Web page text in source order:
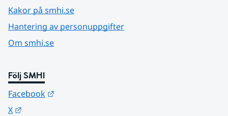
Kakor på smhi.se
Hantering av personuppgifter
Om smhi.se
Följ SMHI
Facebook
X